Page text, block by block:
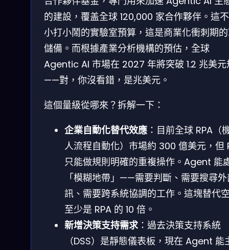
的建設，覆盖全球 120,000 家合作夥伴。這
小打小鬧的實驗室預算，這是商業化衝刺期
儲備。而根據產業分析機構的預估，全球
Agentic AI 市場在 2027 年將突破 1.2 兆美元
——對，你沒看錯，是兆美元。
這個量級從哪來？拆解一下：
企業自動化替代效應 ：目前全球 RPA（
人流程自動化）市場約 300 億美元，但
只能做規則明確的重複操作。Agent 能
「模糊地帶」——需要判斷、需要搜尋
訊、需要跨系統協調的工作。這塊替代
至少是 RPA 的 10 倍。
新增決策支持需求：過去決策支持系統
（DSS）是靜態儀表板，現在 Agent 能